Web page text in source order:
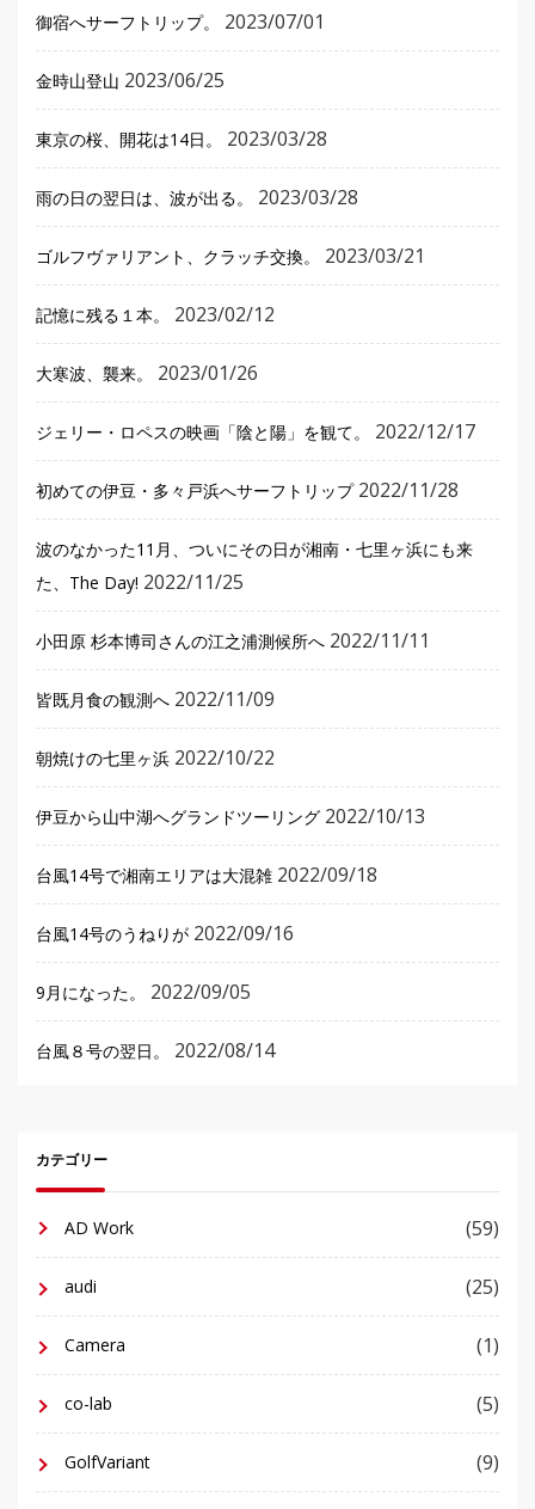
御宿へサーフトリップ。 2023/07/01
金時山登山 2023/06/25
東京の桜、開花は14日。 2023/03/28
雨の日の翌日は、波が出る。 2023/03/28
ゴルフヴァリアント、クラッチ交換。 2023/03/21
記憶に残る１本。 2023/02/12
大寒波、襲来。 2023/01/26
ジェリー・ロペスの映画「陰と陽」を観て。 2022/12/17
初めての伊豆・多々戸浜へサーフトリップ 2022/11/28
波のなかった11月、ついにその日が湘南・七里ヶ浜にも来
た、The Day! 2022/11/25
小田原 杉本博司さんの江之浦測候所へ 2022/11/11
皆既月食の観測へ 2022/11/09
朝焼けの七里ヶ浜 2022/10/22
伊豆から山中湖へグランドツーリング 2022/10/13
台風14号で湘南エリアは大混雑 2022/09/18
台風14号のうねりが 2022/09/16
9月になった。 2022/09/05
台風８号の翌日。 2022/08/14
カテゴリー
AD Work (59)
audi (25)
Camera (1)
co-lab (5)
GolfVariant (9)